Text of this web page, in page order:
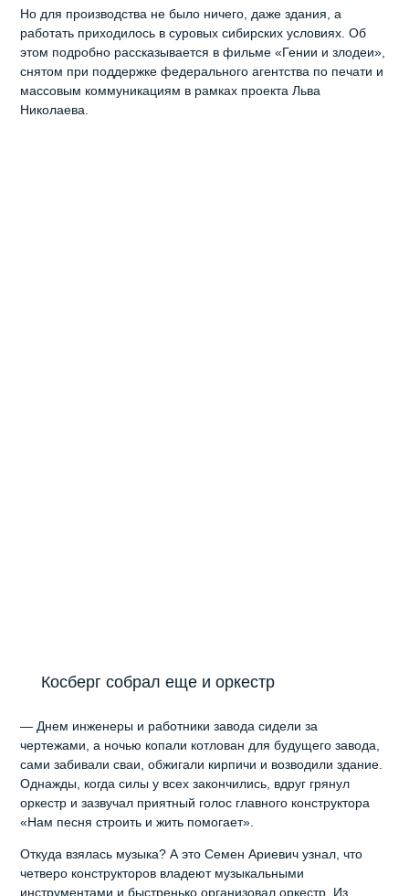
Но для производства не было ничего, даже здания, а
работать приходилось в суровых сибирских условиях. Об
этом подробно рассказывается в фильме «Гении и злодеи»,
снятом при поддержке федерального агентства по печати и
массовым коммуникациям в рамках проекта Льва
Николаева.
Косберг собрал еще и оркестр
— Днем инженеры и работники завода сидели за
чертежами, а ночью копали котлован для будущего завода,
сами забивали сваи, обжигали кирпичи и возводили здание.
Однажды, когда силы у всех закончились, вдруг грянул
оркестр и зазвучал приятный голос главного конструктора
«Нам песня строить и жить помогает».
Откуда взялась музыка? А это Семен Ариевич узнал, что
четверо конструкторов владеют музыкальными
инструментами и быстренько организовал оркестр. Из